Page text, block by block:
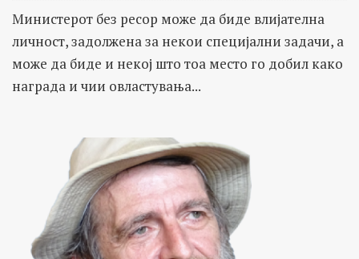
Министерот без ресор може да биде влијателна
личност, задолжена за некои специјални задачи, а
може да биде и некој што тоа место го добил како
награда и чии овластувања...